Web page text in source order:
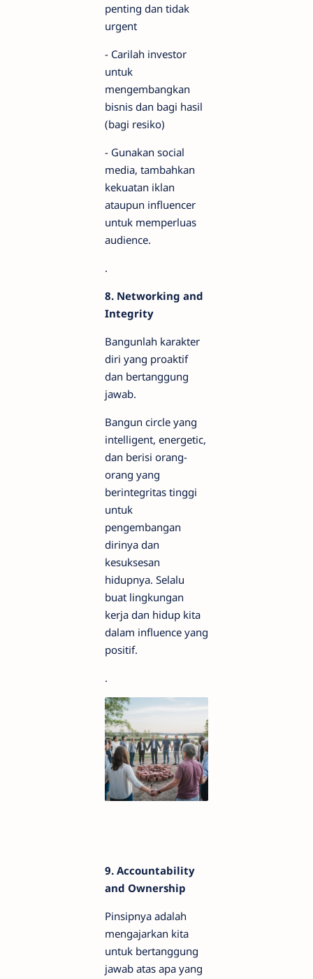
penting dan tidak
urgent
- Carilah investor
untuk
mengembangkan
bisnis dan bagi hasil
(bagi resiko)
- Gunakan social
media, tambahkan
kekuatan iklan
ataupun influencer
untuk memperluas
audience.
.
8. Networking and
Integrity
Bangunlah karakter
diri yang proaktif
dan bertanggung
jawab.
Bangun circle yang
intelligent, energetic,
dan berisi orang-
orang yang
berintegritas tinggi
untuk
pengembangan
dirinya dan
kesuksesan
hidupnya. Selalu
buat lingkungan
kerja dan hidup kita
dalam influence yang
positif.
.
9. Accountability
and Ownership
Pinsipnya adalah
mengajarkan kita
untuk bertanggung
jawab atas apa yang